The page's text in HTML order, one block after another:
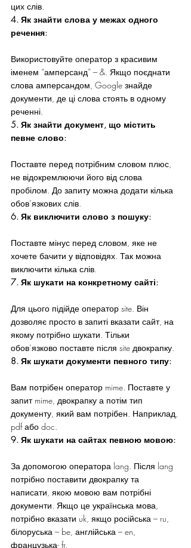
цих слів.
4. Як знайти слова у межах одного
речення:
Використовуйте оператор з красивим
іменем “амперсанд” – &. Якщо поєднати
слова амперсандом, Google знайде
документи, де ці слова стоять в одному
реченні.
5. Як знайти документ, що містить
певне слово:
Поставте перед потрібним словом плюс,
не відокремлюючи його від слова
пробілом. До запиту можна додати кілька
обов’язкових слів.
6. Як виключити слово з пошуку:
Поставте мінус перед словом, яке не
хочете бачити у відповідях. Так можна
виключити кілька слів.
7. Як шукати на конкретному сайті:
Для цього підійде оператор site. Він
дозволяє просто в запиті вказати сайт, на
якому потрібно шукати. Тільки
обов’язково поставте після site двокрапку.
8. Як шукати документи певного типу:
Вам потрібен оператор mime. Поставте у
запит mime, двокрапку а потім тип
документу, який вам потрібен. Наприклад,
pdf або doc.
9. Як шукати на сайтах певною мовою:
За допомогою оператора lang. Після lang
потрібно поставити двокрапку та
написати, якою мовою вам потрібні
документи. Якщо це українська мова,
потрібно вказати uk, якщо російська – ru,
білоруська – be, англійська – en,
французька- fr.